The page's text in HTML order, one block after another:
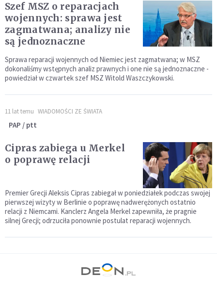
Szef MSZ o reparacjach
wojennych: sprawa jest
zagmatwana; analizy nie
są jednoznaczne
Sprawa reparacji wojennych od Niemiec jest zagmatwana; w MSZ
dokonaliśmy wstępnych analiz prawnych i one nie są jednoznaczne -
powiedział w czwartek szef MSZ Witold Waszczykowski.
11 lat temu WIADOMOŚCI ZE ŚWIATA
PAP / ptt
Cipras zabiega u Merkel
o poprawę relacji
Premier Grecji Aleksis Cipras zabiegał w poniedziałek podczas swojej
pierwszej wizyty w Berlinie o poprawę nadwerężonych ostatnio
relacji z Niemcami. Kanclerz Angela Merkel zapewniła, że pragnie
silnej Grecji; odrzuciła ponownie postulat reparacji wojennych.